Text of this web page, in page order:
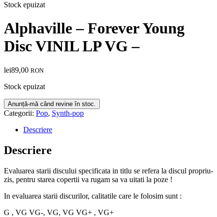
Stock epuizat
Alphaville – Forever Young
Disc VINIL LP VG –
lei89,00 RON
Stock epuizat
Categorii: Pop, Synth-pop
Descriere
Descriere
Evaluarea starii discului specificata in titlu se refera la discul propriu-
zis, pentru starea copertii va rugam sa va uitati la poze !
In evaluarea starii discurilor, calitatile care le folosim sunt :
G , VG VG-, VG, VG VG+ , VG+